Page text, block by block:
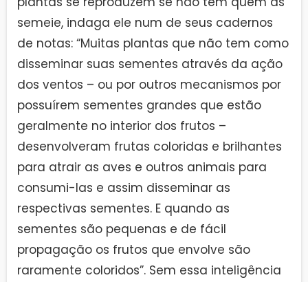
semeie, indaga ele num de seus cadernos
de notas: “Muitas plantas que não tem como
disseminar suas sementes através da ação
dos ventos – ou por outros mecanismos por
possuírem sementes grandes que estão
geralmente no interior dos frutos –
desenvolveram frutas coloridas e brilhantes
para atrair as aves e outros animais para
consumi-las e assim disseminar as
respectivas sementes. E quando as
sementes são pequenas e de fácil
propagação os frutos que envolve são
raramente coloridos”. Sem essa inteligência